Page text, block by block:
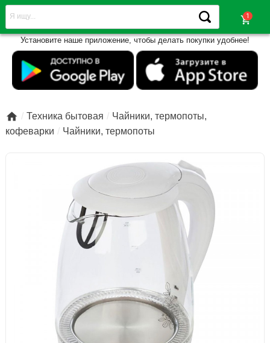
shopping_cart
Установите наше приложение, чтобы делать покупки удобнее!
 Техника бытовая
Чайники, термопоты,
кофеварки
Чайники, термопоты